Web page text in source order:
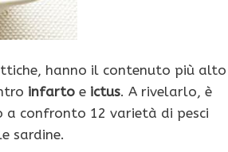
hanno il contenuto più alto
infarto e ictus. A rivelarlo, è
a confronto 12 varietà di pesci
sardine.